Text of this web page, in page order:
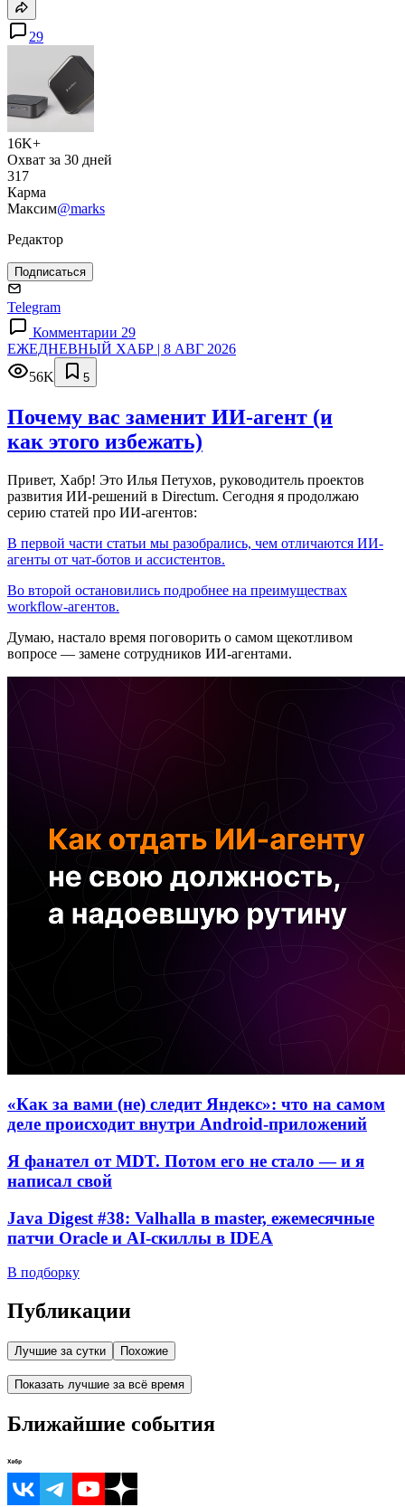
29
16K+
Охват за 30 дней
317
Карма
Максим@marks
Редактор
Подписаться
Telegram
Комментарии 29
ЕЖЕДНЕВНЫЙ ХАБР | 8 АВГ 2026
56K
5
Почему вас заменит ИИ‑агент (и
как этого избежать)
Привет, Хабр! Это Илья Петухов, руководитель проектов
развития ИИ-решений в Directum. Сегодня я продолжаю
серию статей про ИИ-агентов:
В первой части статьи мы разобрались, чем отличаются ИИ-
агенты от чат-ботов и ассистентов.
Во второй остановились подробнее на преимуществах
workflow-агентов.
Думаю, настало время поговорить о самом щекотливом
вопросе — замене сотрудников ИИ-агентами.
«Как за вами (не) следит Яндекс»: что на самом
деле происходит внутри Android-приложений
Я фанател от MDT. Потом его не стало — и я
написал свой
Java Digest #38: Valhalla в master, ежемесячные
патчи Oracle и AI-скиллы в IDEA
В подборку
Публикации
Лучшие за сутки Похожие
Показать лучшие за всё время
Ближайшие события